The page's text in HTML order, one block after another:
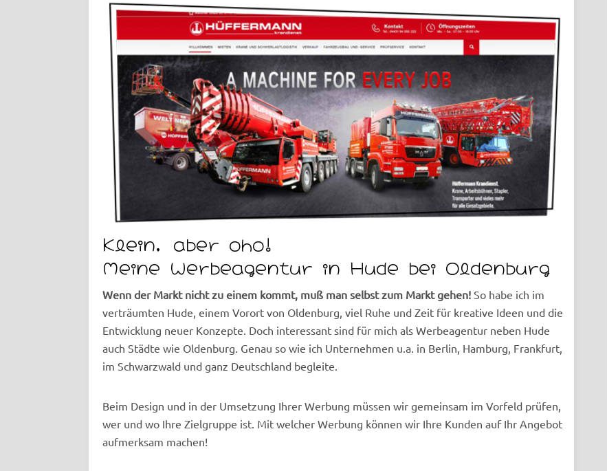
Klein, aber oho!
Meine Werbeagentur in Hude bei Oldenburg
Wenn der Markt nicht zu einem kommt, muß man selbst zum Markt gehen! So habe ich im
verträumten Hude, einem Vorort von Oldenburg, viel Ruhe und Zeit für kreative Ideen und die
Entwicklung neuer Konzepte. Doch interessant sind für mich als Werbeagentur neben Hude
auch Städte wie Oldenburg. Genau so wie ich Unternehmen u.a. in Berlin, Hamburg, Frankfurt,
im Schwarzwald und ganz Deutschland begleite.
Beim Design und in der Umsetzung Ihrer Werbung müssen wir gemeinsam im Vorfeld prüfen,
wer und wo Ihre Zielgruppe ist. Mit welcher Werbung können wir Ihre Kunden auf Ihr Angebot
aufmerksam machen!